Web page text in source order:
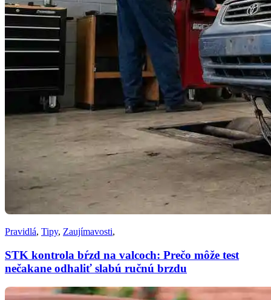
Pravidlá, Tipy, Zaujímavosti,
STK kontrola bŕzd na valcoch: Prečo môže test
nečakane odhaliť slabú ručnú brzdu